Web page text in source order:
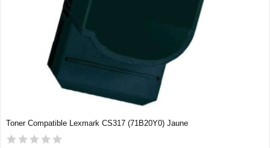
Toner Compatible Lexmark CS317 (71B20Y0) Jaune